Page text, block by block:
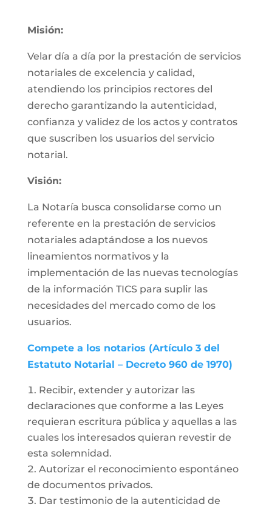
Misión:
Velar día a día por la prestación de servicios
notariales de excelencia y calidad,
atendiendo los principios rectores del
derecho garantizando la autenticidad,
confianza y validez de los actos y contratos
que suscriben los usuarios del servicio
notarial.
Visión:
La Notaría busca consolidarse como un
referente en la prestación de servicios
notariales adaptándose a los nuevos
lineamientos normativos y la
implementación de las nuevas tecnologías
de la información TICS para suplir las
necesidades del mercado como de los
usuarios.
Compete a los notarios (Artículo 3 del
Estatuto Notarial – Decreto 960 de 1970)
Recibir, extender y autorizar las
declaraciones que conforme a las Leyes
requieran escritura pública y aquellas a las
cuales los interesados quieran revestir de
esta solemnidad.
Autorizar el reconocimiento espontáneo
de documentos privados.
Dar testimonio de la autenticidad de